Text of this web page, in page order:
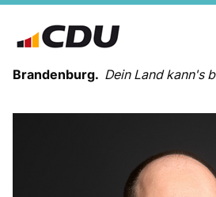
Brandenburg. Dein Land kann's